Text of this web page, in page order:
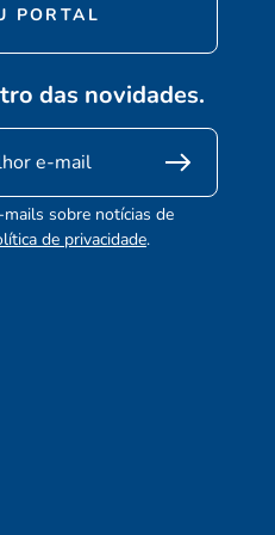
PORTAL
das novidades.
sobre notícias de
de privacidade.